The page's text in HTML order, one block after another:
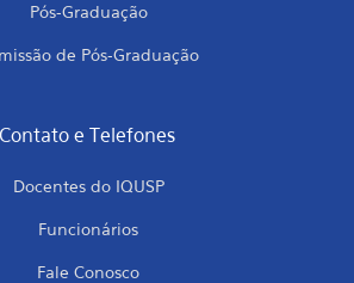
Pós-Graduação
de Pós-Graduação
Contato e Telefones
Docentes do IQUSP
Funcionários
Fale Conosco